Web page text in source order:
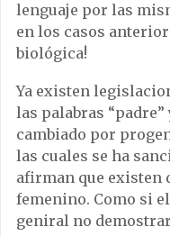
lenguaje por las
en los casos
biológica!
Ya existen
las palabras “padre”
cambiado por
las cuales se ha
afirman que existen
femenino. Como si
geniral no